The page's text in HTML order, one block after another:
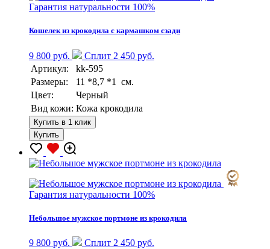
Гарантия натуральности 100%
Кошелек из крокодила с кармашком сзади
9 800 руб.
Сплит 2 450 руб.
Артикул:
kk-595
Размеры:
11 *8,7 *1 см.
Цвет:
Черный
Вид кожи: Кожа крокодила
Купить в 1 клик
Купить
Гарантия натуральности 100%
Небольшое мужское портмоне из крокодила
9 800 руб.
Сплит 2 450 руб.